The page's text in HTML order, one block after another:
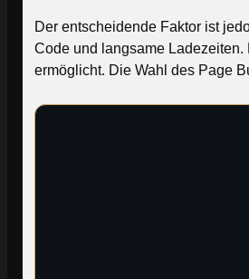
Der entscheidende Faktor ist
Code und langsame
ermöglicht. Die Wahl des Page